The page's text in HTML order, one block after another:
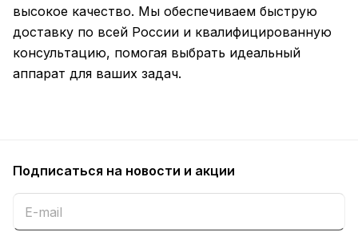
высокое качество. Мы обеспечиваем быструю
доставку по всей России и квалифицированную
консультацию, помогая выбрать идеальный
аппарат для ваших задач.
Подписаться на новости и акции